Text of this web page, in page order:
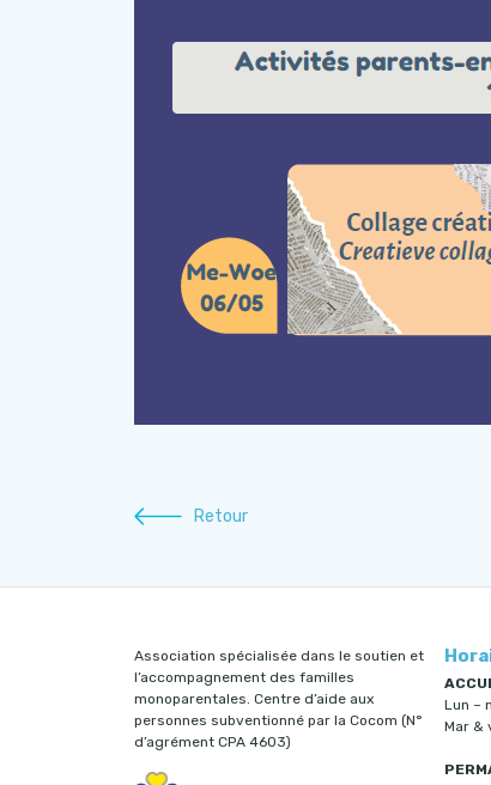
Retour
Association spécialisée dans le soutien et
l’accompagnement des familles
monoparentales. Centre d’aide aux
personnes subventionné par la Cocom (N°
d’agrément CPA 4603)
Lun –
Mar &